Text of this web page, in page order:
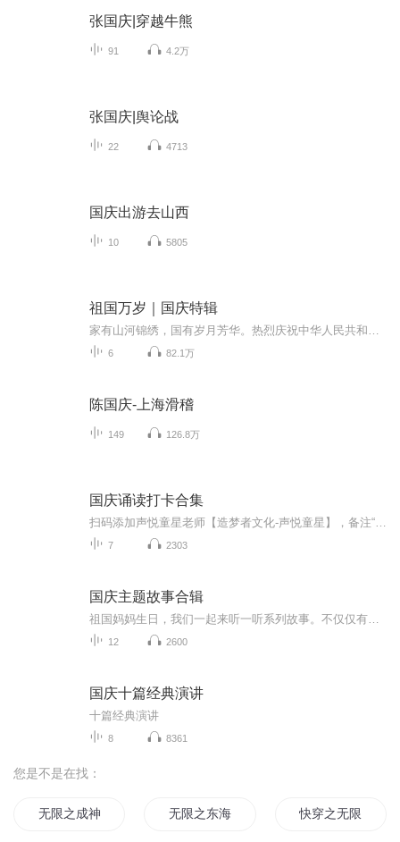
张国庆|穿越牛熊
91 4.2万
张国庆|舆论战
22 4713
国庆出游去山西
10 5805
祖国万岁｜国庆特辑
6 82.1万
陈国庆-上海滑稽
149 126.8万
国庆诵读打卡合集
7 2303
国庆主题故事合辑
12 2600
国庆十篇经典演讲
十篇经典演讲
8 8361
您是不是在找：
无限之成神路 无限之东海最强 快穿之无限穿越